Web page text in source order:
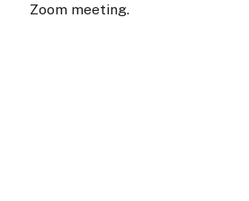
Zoom meeting.